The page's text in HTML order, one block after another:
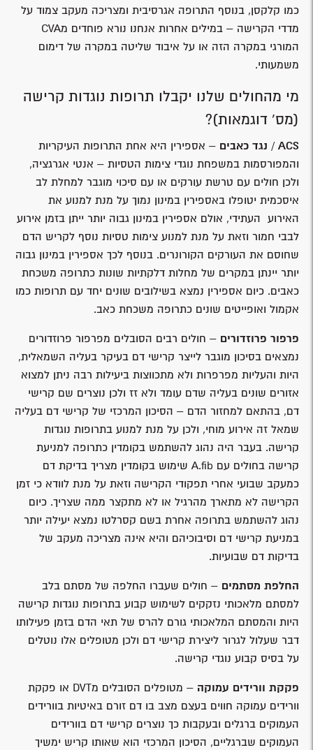
כמו קלקסן, בנוסף התרופה אגרסיבית ומצריכה מעקב צמוד על
מדדי הקרישה – במילים אחרות אנחנו נורא פוחדים מCVA
המורגי במקרה הזה או על איבוד שליטה במקרה של דימום
משמעותי.
מי מהחולים שלנו יקבלו תרופות נוגדות קרישה
(מס' דוגמאות)?
ACS / נגד כאבים
– אספירין היא אחת התרופות העיקריות
והמפורסמות במשפחת נוגדי צימות הטסיות – אנטי אגרגציה,
ולכן חולים עם טרשת עורקים או עם סיכוי מוגבר למחלת לב
איסכמית יטופלו באספירין במינון נמוך על מנת למנוע את
האירוע העתידי, אולם אספירין במינון גבוה יותר ייתן בזמן אירוע
לבבי חמור וזאת על מנת למנוע צימות טסיות נוסף לקריש הדם
שחוסם את העורקים הקורונרים. בנוסף לכך אספירין במינון גבוה
יותר יינתן במקרים של מחלות דלקתיות שונות כתרופה משכחת
כאבים. כיום אספירין נמצא בשילובים שונים יחד עם תרופות כמו
אקמול ואופייטים שונים כתרופה משכחת כאב.
פרפור פרוזדורים – חולים רבים הסובלים מפרפור פרוזדורים
נמצאים בסיכון מוגבר לייצר קרישי דם בעיקר בעליה השמאלית,
היות והעליות מפרפרות ולא מתכווצות ביעילות רבה ניתן למצוא
אזורים שונים בעליה שדם עומד ולא זז ולכן נוצרים שם קרישי
דם, בהתאם למחזור הדם – הסיכון המרכזי של קרישי דם בעליה
שמאל זה אירוע מוחי, ולכן על מנת למנוע בתרופות נוגדות
קרישה. בעבר היה נהוג להשתמש בקומדין כתרופה למניעת
קרישה בחולים עם A.fib שימוש בקומדין מצריך בדיקת דם
כמעקב שבועי אחרי תפקודי הקרישה וזאת על מנת לוודא כי זמן
הקרישה לא מתארך מהרגיל או לא מתקצר ממה שצריך. כיום
נהוג להשתמש בתרופה אחרת בשם קסרלטו נמצא יעילה יותר
במניעת קרישי דם וסיבוכיהם והיא אינה מצריכה מעקב של
בדיקות דם שבועיות.
החלפת מסתמים – חולים שעברו החלפה של מסתם בלב
למסתם מלאכותי נזקקים לשימוש קבוע בתרופות נוגדות קרישה
היות והמסתם המלאכותי גורם להרס של תאי הדם בזמן פעילותו
דבר שעלול לגרור ליצירת קרישי דם ולכן מטופלים אלו נוטלים
על בסיס קבוע נוגדי קרישה.
פקקת וורידים עמוקה
– מטופלים הסובלים מDVT או פקקת
וורידים עמוקה חווים בעצם מצב בו דם זורם באיטיות בוורידים
העמוקים ברגלים ובעקבות כך נוצרים קרישי דם בוורידים
העמוקים שברגליים, הסיכון המרכזי הוא שאותו קריש ימשיך